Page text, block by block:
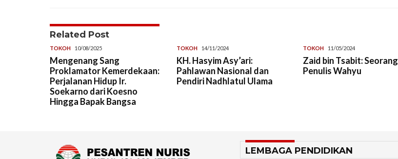
Related Post
TOKOH 10/08/2025
Mengenang Sang
Proklamator Kemerdekaan:
Perjalanan Hidup Ir.
Soekarno dari Koesno
Hingga Bapak Bangsa
TOKOH 14/11/2024
KH. Hasyim Asy’ari:
Pahlawan Nasional dan
Pendiri Nadhlatul Ulama
TOKOH 11/05/2024
Zaid bin Tsabit: Seorang
Penulis Wahyu
LEMBAGA PENDIDIKAN